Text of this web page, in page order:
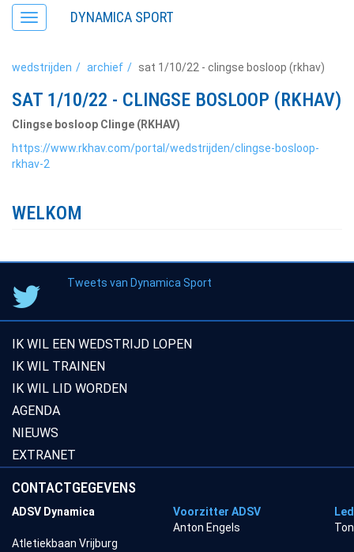
Toggle
navigation
DYNAMICA SPORT
wedstrijden archief sat 1/10/22 - clingse bosloop (rkhav)
SAT 1/10/22 - CLINGSE BOSLOOP (RKHAV)
Clingse bosloop Clinge (RKHAV)
https://www.rkhav.com/portal/wedstrijden/clingse-bosloop-
rkhav-2
WELKOM
Tweets van Dynamica Sport
IK WIL EEN WEDSTRIJD LOPEN
IK WIL TRAINEN
IK WIL LID WORDEN
AGENDA
NIEUWS
EXTRANET
CONTACTGEGEVENS
ADSV Dynamica Voorzitter ADSV
Anton Engels
Atletiekbaan Vrijburg